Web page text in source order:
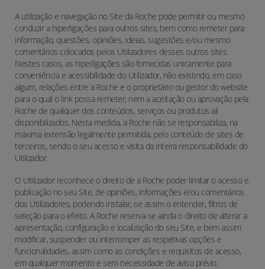
A utilização e navegação no Site da Roche pode permitir ou mesmo
conduzir a hiperligações para outros sites, bem como remeter para
informação, questões, opiniões, ideias, sugestões e/ou mesmo
comentários colocados pelos Utilizadores desses outros sites.
Nestes casos, as hiperligações são fornecidas unicamente para
conveniência e acessibilidade do Utilizador, não existindo, em caso
algum, relações entre a Roche e o proprietário ou gestor do website
para o qual o link possa remeter, nem a aceitação ou aprovação pela
Roche de qualquer dos conteúdos, serviços ou produtos ali
disponibilizados. Nesta medida, a Roche não se responsabiliza, na
máxima extensão legalmente permitida, pelo conteúdo de sites de
terceiros, sendo o seu acesso e visita da inteira responsabilidade do
Utilizador.
O Utilizador reconhece o direito de a Roche poder limitar o acesso e
publicação no seu Site, de opiniões, informações e/ou comentários
dos Utilizadores, podendo instalar, se assim o entender, filtros de
seleção para o efeito. A Roche reserva-se ainda o direito de alterar a
apresentação, configuração e localização do seu Site, e bem assim
modificar, suspender ou interromper as respetivas opções e
funcionalidades, assim como as condições e requisitos de acesso,
em qualquer momento e sem necessidade de aviso prévio.